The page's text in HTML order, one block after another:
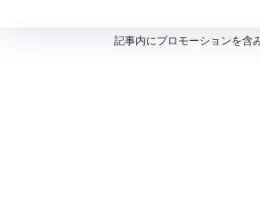
記事内にプロモーションを含